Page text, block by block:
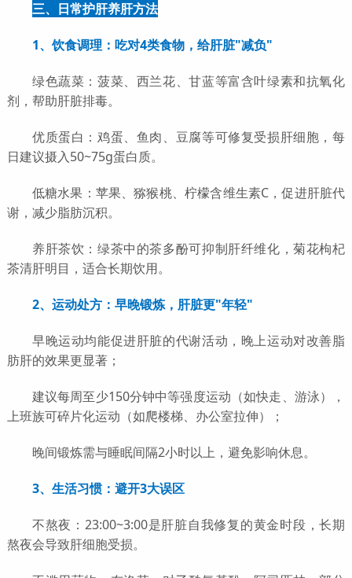
三、日常护肝养肝方法
1、饮食调理：吃对4类食物，给肝脏"减负"
绿色蔬菜：菠菜、西兰花、甘蓝等富含叶绿素和抗氧化
剂，帮助肝脏排毒。
优质蛋白：鸡蛋、鱼肉、豆腐等可修复受损肝细胞，每
日建议摄入50~75g蛋白质。
低糖水果：苹果、猕猴桃、柠檬含维生素C，促进肝脏代
谢，减少脂肪沉积。
养肝茶饮：绿茶中的茶多酚可抑制肝纤维化，菊花枸杞
茶清肝明目，适合长期饮用。
2、运动处方：早晚锻炼，肝脏更"年轻"
早晚运动均能促进肝脏的代谢活动，晚上运动对改善脂
肪肝的效果更显著；
建议每周至少150分钟中等强度运动（如快走、游泳），
上班族可碎片化运动（如爬楼梯、办公室拉伸）；
晚间锻炼需与睡眠间隔2小时以上，避免影响休息。
3、生活习惯：避开3大误区
不熬夜：23:00~3:00是肝脏自我修复的黄金时段，长期
熬夜会导致肝细胞受损。